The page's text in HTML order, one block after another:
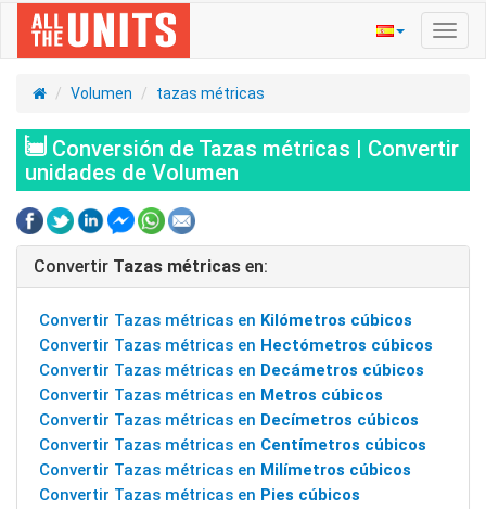
Volumen tazas métricas
Conversión de Tazas métricas | Convertir
unidades de Volumen
Convertir Tazas métricas en:
Convertir Tazas métricas en Kilómetros cúbicos
Convertir Tazas métricas en Hectómetros cúbicos
Convertir Tazas métricas en Decámetros cúbicos
Convertir Tazas métricas en Metros cúbicos
Convertir Tazas métricas en Decímetros cúbicos
Convertir Tazas métricas en Centímetros cúbicos
Convertir Tazas métricas en Milímetros cúbicos
Convertir Tazas métricas en Pies cúbicos